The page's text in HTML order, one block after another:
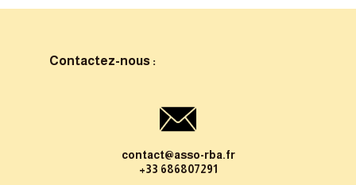
Contactez-nous :
contact@asso-rba.fr
+33 686807291